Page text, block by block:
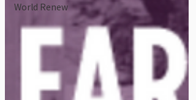
World Renew